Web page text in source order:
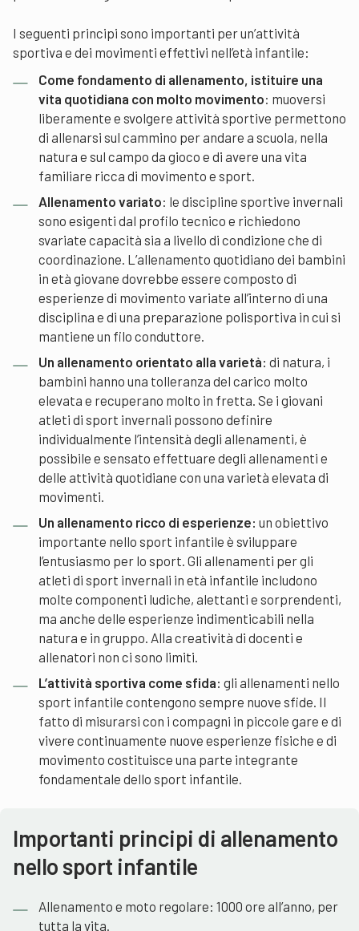
I seguenti principi sono importanti per un’attività
sportiva e dei movimenti effettivi nell’età infantile:
Come fondamento di allenamento, istituire una
vita quotidiana con molto movimento: muoversi
liberamente e svolgere attività sportive permettono
di allenarsi sul cammino per andare a scuola, nella
natura e sul campo da gioco e di avere una vita
familiare ricca di movimento e sport.
Allenamento variato: le discipline sportive invernali
sono esigenti dal profilo tecnico e richiedono
svariate capacità sia a livello di condizione che di
coordinazione. L’allenamento quotidiano dei bambini
in età giovane dovrebbe essere composto di
esperienze di movimento variate all’interno di una
disciplina e di una preparazione polisportiva in cui si
mantiene un filo conduttore.
Un allenamento orientato alla varietà: di natura, i
bambini hanno una tolleranza del carico molto
elevata e recuperano molto in fretta. Se i giovani
atleti di sport invernali possono definire
individualmente l’intensità degli allenamenti, è
possibile e sensato effettuare degli allenamenti e
delle attività quotidiane con una varietà elevata di
movimenti.
Un allenamento ricco di esperienze: un obiettivo
importante nello sport infantile è sviluppare
l’entusiasmo per lo sport. Gli allenamenti per gli
atleti di sport invernali in età infantile includono
molte componenti ludiche, alettanti e sorprendenti,
ma anche delle esperienze indimenticabili nella
natura e in gruppo. Alla creatività di docenti e
allenatori non ci sono limiti.
L’attività sportiva come sfida: gli allenamenti nello
sport infantile contengono sempre nuove sfide. Il
fatto di misurarsi con i compagni in piccole gare e di
vivere continuamente nuove esperienze fisiche e di
movimento costituisce una parte integrante
fondamentale dello sport infantile.
Importanti principi di allenamento
nello sport infantile
Allenamento e moto regolare: 1000 ore all’anno, per
tutta la vita.